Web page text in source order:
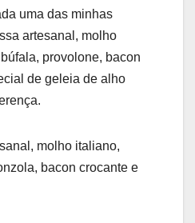
uma das minhas
artesanal, molho
provolone, bacon
de geleia de alho
molho italiano,
bacon crocante e